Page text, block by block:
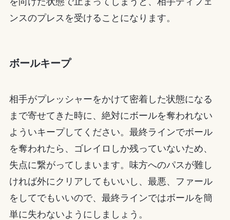
ンスのプレスを受けることになります。
ボールキープ
相手がプレッシャーをかけて密着した状態になる
まで寄せてきた時に、絶対にボールを奪われない
よういキープしてください。最終ラインでボール
を奪われたら、ゴレイロしか残っていないため、
失点に繋がってしまいます。味方へのパスが難し
ければ外にクリアしてもいいし、最悪、ファール
をしてでもいいので、最終ラインではボールを簡
単に失わないようにしましょう。